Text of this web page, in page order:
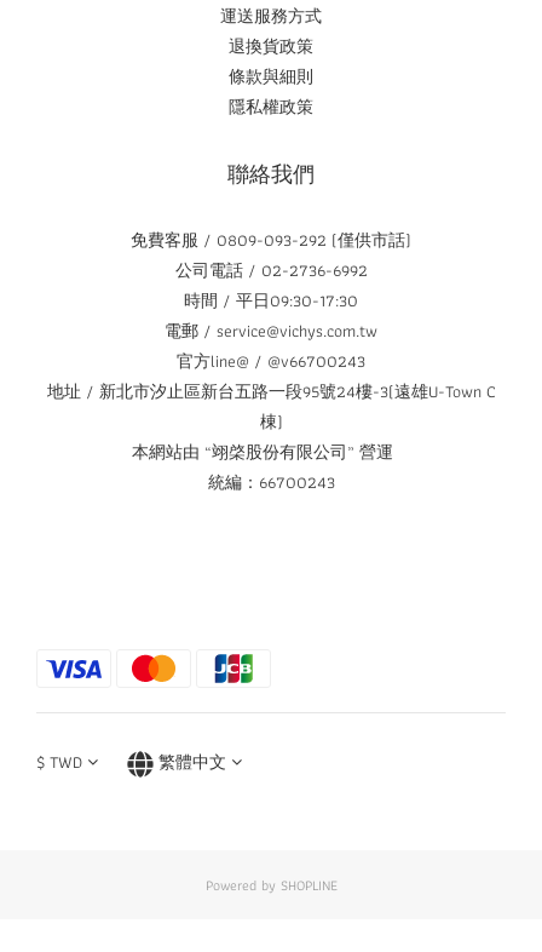
運送服務方式
退換貨政策
條款與細則
隱私權政策
聯絡我們
免費客服 / 0809-093-292 (僅供市話)
公司電話 / 02-2736-6992
時間 / 平日09:30-17:30
電郵 / service@vichys.com.tw
官方line@ / @v66700243
地址 / 新北市汐止區新台五路一段95號24樓-3(遠雄U-Town C
棟)
本網站由 “翊棨股份有限公司” 營運
統編：66700243
$TWD 繁體中文
Powered by SHOPLINE